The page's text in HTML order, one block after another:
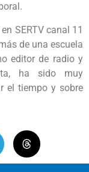
SERTV canal 11
de una escuela
editor de radio y
ha sido muy
el tiempo y sobre